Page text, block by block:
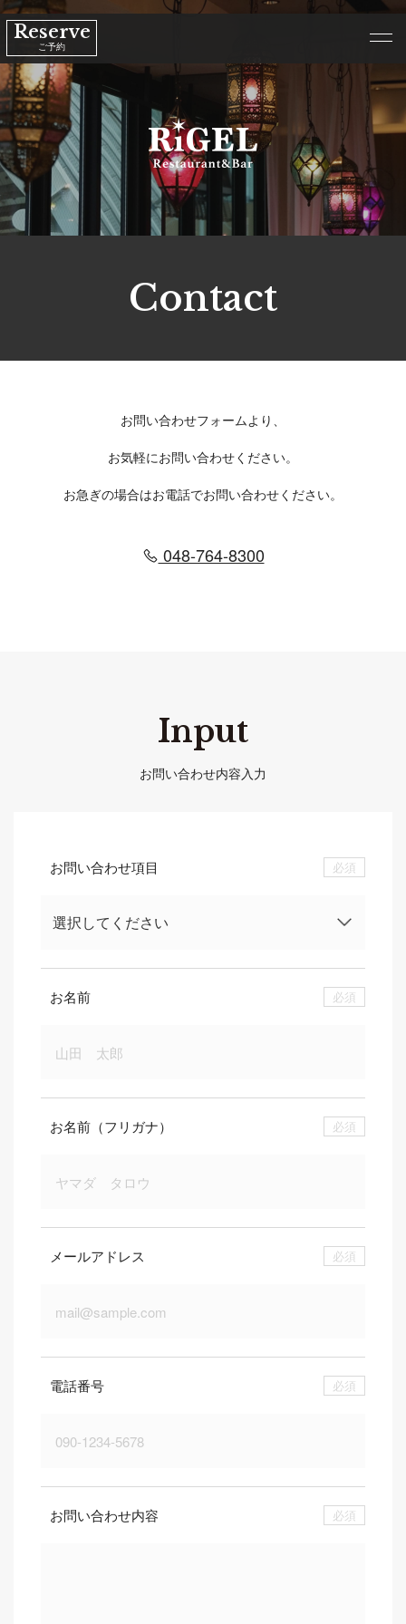
Reserve
ご予約
Contact
お問い合わせフォームより、
お気軽にお問い合わせください。
お急ぎの場合はお電話でお問い合わせください。
048-764-8300
Input
お問い合わせ内容入力
お問い合わせ項目 必須
お名前 必須
お名前（フリガナ） 必須
メールアドレス 必須
電話番号 必須
お問い合わせ内容 必須